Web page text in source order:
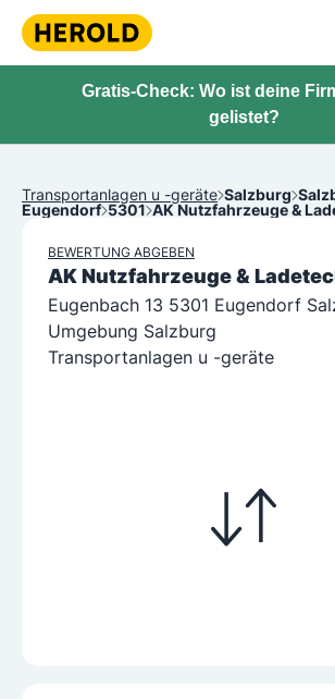
Gratis-Check: Wo ist deine
gelistet?
Transportanlagen u -geräte Salzburg
Eugendorf 5301 AK Nutzfahrzeuge &
BEWERTUNG ABGEBEN
AK Nutzfahrzeuge &
Eugenbach 13 5301 Eugendorf
Umgebung Salzburg
Transportanlagen u -geräte